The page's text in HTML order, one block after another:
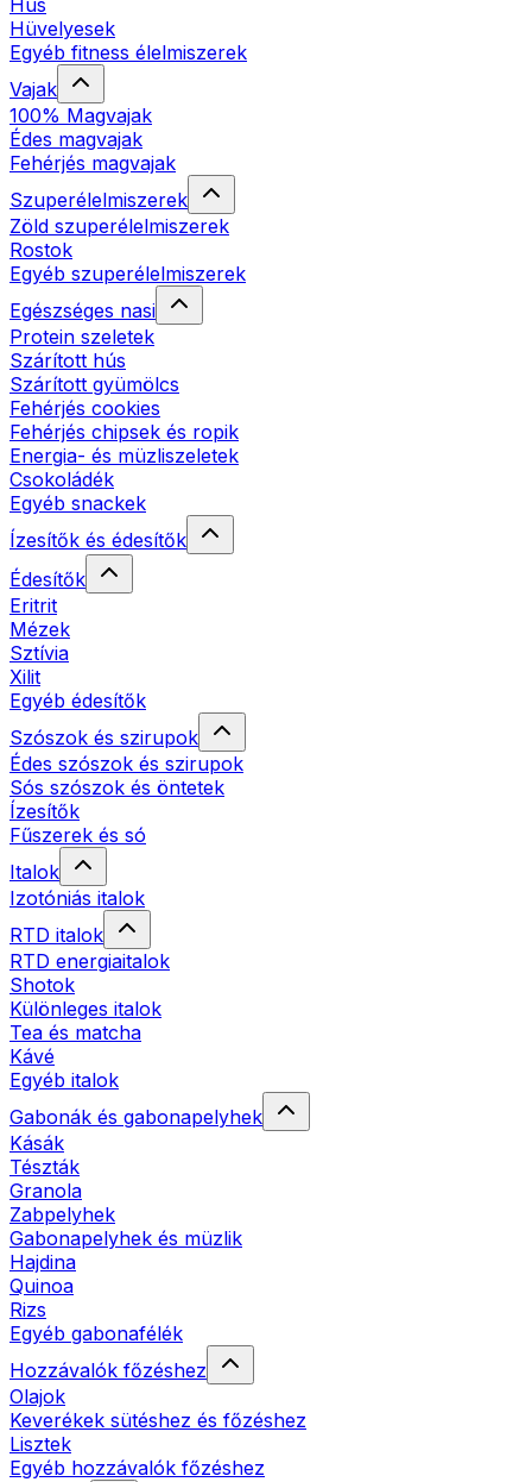
Hús
Hüvelyesek
Egyéb fitness élelmiszerek
Vajak
100% Magvajak
Édes magvajak
Fehérjés magvajak
Szuperélelmiszerek
Zöld szuperélelmiszerek
Rostok
Egyéb szuperélelmiszerek
Egészséges nasi
Protein szeletek
Szárított hús
Szárított gyümölcs
Fehérjés cookies
Fehérjés chipsek és ropik
Energia- és müzliszeletek
Csokoládék
Egyéb snackek
Ízesítők és édesítők
Édesítők
Eritrit
Mézek
Sztívia
Xilit
Egyéb édesítők
Szószok és szirupok
Édes szószok és szirupok
Sós szószok és öntetek
Ízesítők
Fűszerek és só
Italok
Izotóniás italok
RTD italok
RTD energiaitalok
Shotok
Különleges italok
Tea és matcha
Kávé
Egyéb italok
Gabonák és gabonapelyhek
Kásák
Tészták
Granola
Zabpelyhek
Gabonapelyhek és müzlik
Hajdina
Quinoa
Rizs
Egyéb gabonafélék
Hozzávalók főzéshez
Olajok
Keverékek sütéshez és főzéshez
Lisztek
Egyéb hozzávalók főzéshez